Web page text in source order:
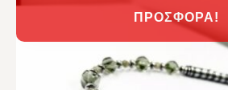
ΠΡΟΣΦΟΡΆ!